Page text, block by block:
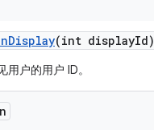
Display(int displayId)
户的用户 ID。